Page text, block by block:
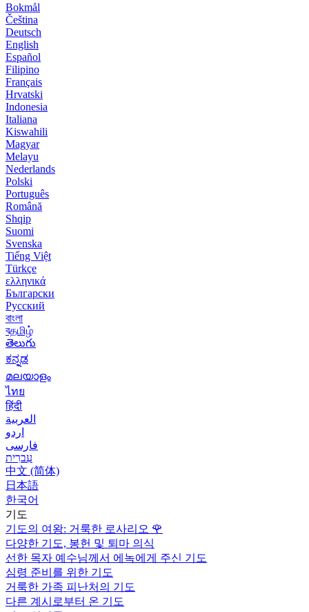
Bokmål
Čeština
Deutsch
English
Español
Filipino
Français
Hrvatski
Indonesia
Italiana
Kiswahili
Magyar
Melayu
Nederlands
Polski
Português
Română
Shqip
Suomi
Svenska
Tiếng Việt
Türkçe
ελληνικά
Български
Русский
বাংলা
বதமிழ்
తెలుగు
ಕನ್ನಡ
മലയാളം
ไทย
हिंदी
العربية
اردو
فارسی
עִברִית
中文 (简体)
日本語
한국어
기도
기도의 여왕: 거룩한 로사리오 🌹
다양한 기도, 봉헌 및 퇴마 의식
선한 목자 예수님께서 에녹에게 주신 기도
심령 준비를 위한 기도
거룩한 가족 피난처의 기도
다른 계시로부터 온 기도